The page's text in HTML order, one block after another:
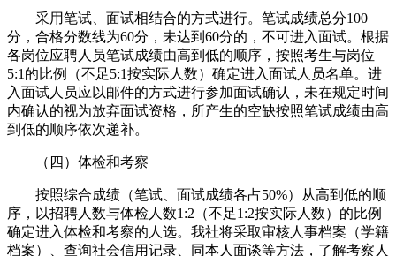
采用笔试、面试相结合的方式进行。笔试成绩总分100
分，合格分数线为60分，未达到60分的，不可进入面试。根据
各岗位应聘人员笔试成绩由高到低的顺序，按照考生与岗位
5:1的比例（不足5:1按实际人数）确定进入面试人员名单。进
入面试人员应以邮件的方式进行参加面试确认，未在规定时间
内确认的视为放弃面试资格，所产生的空缺按照笔试成绩由高
到低的顺序依次递补。
（四）体检和考察
按照综合成绩（笔试、面试成绩各占50%）从高到低的顺
序，以招聘人数与体检人数1:2（不足1:2按实际人数）的比例
确定进入体检和考察的人选。我社将采取审核人事档案（学籍
档案）、查询社会信用记录、同本人面谈等方法，了解考察人